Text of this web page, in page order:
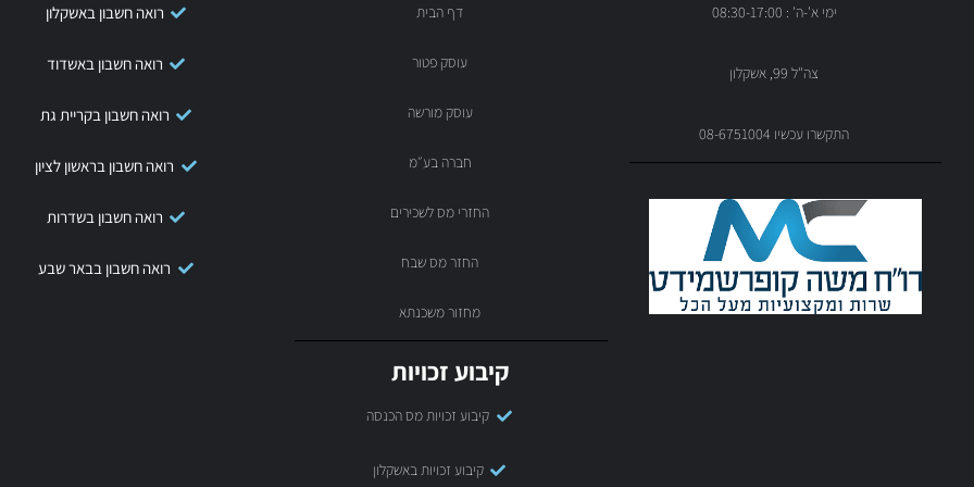
ימי א'-ה' : 08:30-17:00
צה"ל 99, אשקלון
התקשרו עכשיו 08-6751004
דף הבית
עוסק פטור
עוסק מורשה
חברה בע״מ
החזרי מס לשכירים
החזר מס שבח
מחזור משכנתא
קיבוע זכויות
קיבוע זכויות מס הכנסה
קיבוע זכויות באשקלון
רואה חשבון באשקלון
רואה חשבון באשדוד
רואה חשבון בקריית גת
רואה חשבון בראשון לציון
רואה חשבון בשדרות
רואה חשבון בבאר שבע